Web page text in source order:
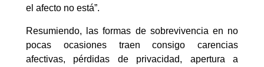
el afecto no está”.
Resumiendo, las formas de sobrevivencia en no
pocas ocasiones traen consigo carencias
afectivas, pérdidas de privacidad, apertura a